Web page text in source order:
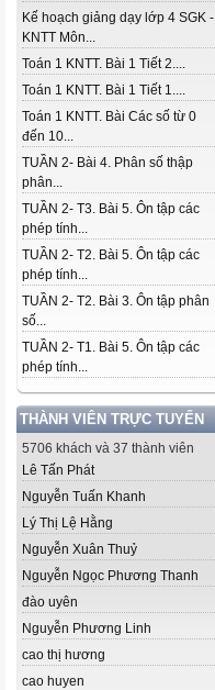
Kế hoạch giảng dạy lớp 4 SGK -
KNTT Môn...
Toán 1 KNTT. Bài 1 Tiết 2....
Toán 1 KNTT. Bài 1 Tiết 1....
Toán 1 KNTT. Bài Các số từ 0
đến 10...
TUẦN 2- Bài 4. Phân số thập
phân...
TUẦN 2- T3. Bài 5. Ôn tập các
phép tính...
TUẦN 2- T2. Bài 5. Ôn tập các
phép tính...
TUẦN 2- T2. Bài 3. Ôn tập phân
số...
TUẦN 2- T1. Bài 5. Ôn tập các
phép tính...
THÀNH VIÊN TRỰC TUYẾN
5706 khách và 37 thành viên
Lê Tấn Phát
Nguyễn Tuấn Khanh
Lý Thị Lệ Hằng
Nguyễn Xuân Thuỷ
Nguyễn Ngọc Phương Thanh
đào uyên
Nguyễn Phương Linh
cao thị hương
cao huyen